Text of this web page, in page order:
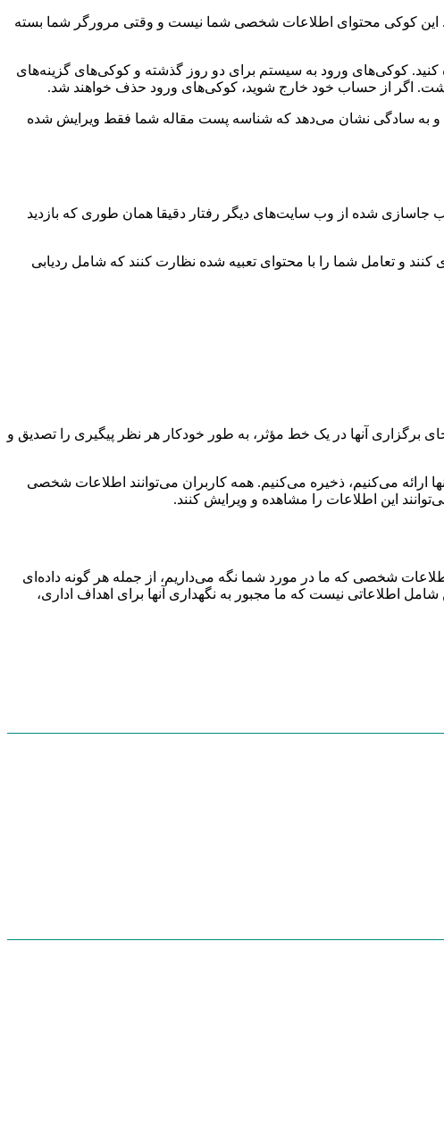
این کوکی محتوای اطلاعات شخصی شما نیست و وقتی مرورگر شما بسته
کوکی‌های ورود به سیستم برای دو روز گذشته و کوکی‌های گزینه‌های
و به سادگی نشان می‌دهد که شناسه پست مقاله شما فقط ویرایش شده
جاسازی شده از وب سایت‌های دیگر رفتار دقیقا همان طوری که بازدید
و تعامل شما را با محتوای تعبیه شده نظارت کنند که شامل ردیابی
برگزاری آنها در یک خط مؤثر، به طور خودکار هر نظر پیگیری را تصدیق و
ارائه می‌کنیم، ذخیره می‌کنیم. همه کاربران می‌توانند اطلاعات شخصی
این اطلاعات را مشاهده و ویرایش کنند.
شخصی که ما در مورد شما نگه می‌داریم، از جمله هر گونه داده‌ای
اطلاعاتی نیست که ما مجبور به نگهداری آنها برای اهداف اداری،